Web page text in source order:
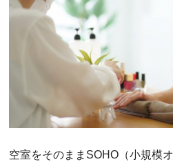
空室をそのままSOHO（小規模